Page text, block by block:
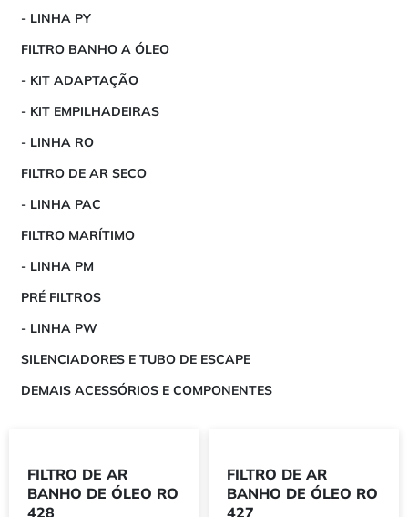
- LINHA PY
FILTRO BANHO A ÓLEO
- KIT ADAPTAÇÃO
- KIT EMPILHADEIRAS
- LINHA RO
FILTRO DE AR SECO
- LINHA PAC
FILTRO MARÍTIMO
- LINHA PM
PRÉ FILTROS
- LINHA PW
SILENCIADORES E TUBO DE ESCAPE
DEMAIS ACESSÓRIOS E COMPONENTES
FILTRO DE AR
BANHO DE ÓLEO RO
428
FILTRO DE AR
BANHO DE ÓLEO RO
427